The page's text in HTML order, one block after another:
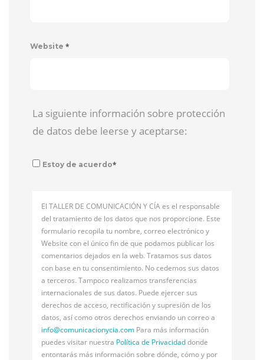
Website *
La siguiente información sobre protección
de datos debe leerse y aceptarse:
Estoy de acuerdo*
El TALLER DE COMUNICACIÓN Y CÍA es el responsable
del tratamiento de los datos que nos proporcione. Este
formulario recopila tu nombre, correo electrónico y
Website con el único fin de que podamos publicar los
comentarios dejados en la web. Tratamos sus datos
con base en tu consentimiento. No cedemos sus datos
a terceros. Tampoco realizamos transferencias
internacionales de sus datos. Puede ejercer sus
derechos de acceso, rectificación y supresión de los
datos, así como otros derechos enviando un correo a
info@comunicacionycia.com Para más información
puedes visitar nuestra Política de Privacidaddonde
entontarás más información sobre dónde, cómo y por